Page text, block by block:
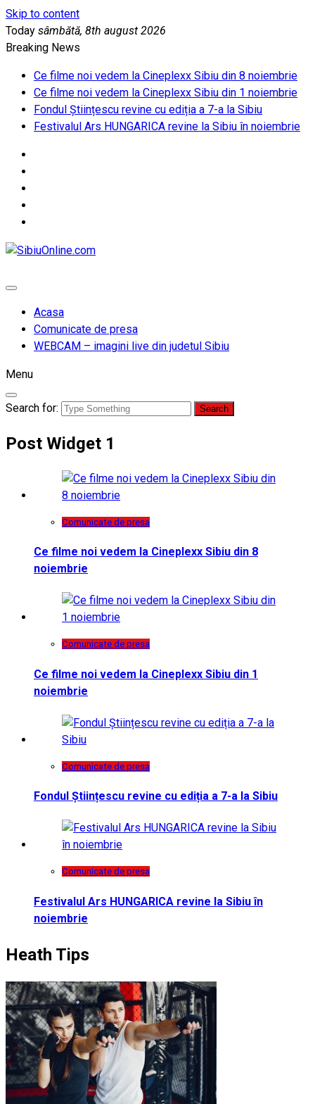
Skip to content
Today sâmbătă, 8th august 2026
Breaking News
Ce filme noi vedem la Cineplexx Sibiu din 8 noiembrie
Ce filme noi vedem la Cineplexx Sibiu din 1 noiembrie
Fondul Științescu revine cu ediția a 7-a la Sibiu
Festivalul Ars HUNGARICA revine la Sibiu în noiembrie
Acasa
Comunicate de presa
WEBCAM – imagini live din judetul Sibiu
Menu
Search for:
Post Widget 1
Comunicate de presa
Ce filme noi vedem la Cineplexx Sibiu din 8
noiembrie
Comunicate de presa
Ce filme noi vedem la Cineplexx Sibiu din 1
noiembrie
Comunicate de presa
Fondul Științescu revine cu ediția a 7-a la Sibiu
Comunicate de presa
Festivalul Ars HUNGARICA revine la Sibiu în
noiembrie
Heath Tips